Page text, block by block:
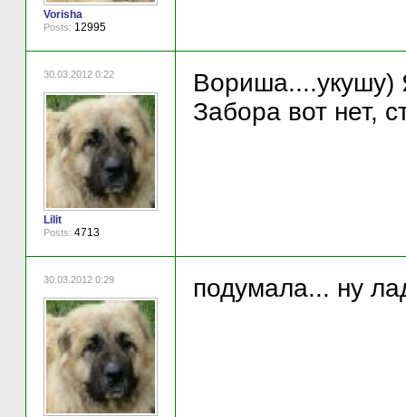
Vorisha
Posts: 12995
30.03.2012 0:22
Lilit
Posts: 4713
Вориша....укушу)
Забора вот нет,
30.03.2012 0:29 подумала... ну